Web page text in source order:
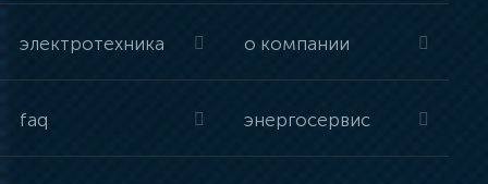
электротехника о компании
faq энергосервис